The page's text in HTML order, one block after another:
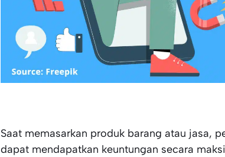
Saat memasarkan produk barang atau jasa,
dapat mendapatkan keuntungan secara